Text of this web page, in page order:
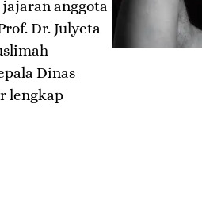
anggota
Dr. Julyeta
Dinas
lengkap